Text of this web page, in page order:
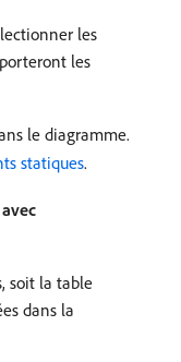
les
les
le diagramme.
statiques.
soit la table
dans la